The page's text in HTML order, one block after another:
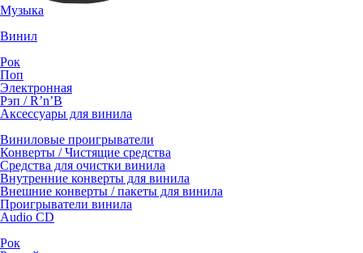
Музыка
Винил
Рок
Поп
Электронная
Рэп / R’n’B
Аксессуары для винила
Виниловые проигрыватели
Конверты / Чистящие средства
Средства для очистки винила
Внутренние конверты для винила
Внешние конверты / пакеты для винила
Проигрыватели винила
Audio CD
Рок